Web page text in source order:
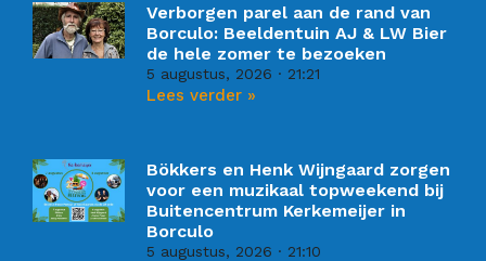
Verborgen parel aan de rand van
Borculo: Beeldentuin AJ & LW Bier
de hele zomer te bezoeken
5 augustus, 2026 21:21
Lees verder »
Bökkers en Henk Wijngaard zorgen
voor een muzikaal topweekend bij
Buitencentrum Kerkemeijer in
Borculo
5 augustus, 2026 21:10